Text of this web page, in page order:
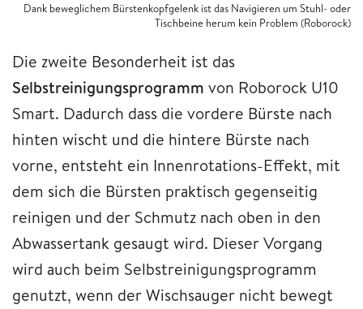
Dank beweglichem Bürstenkopfgelenk ist das Navigieren um Stuhl- oder
Tischbeine herum kein Problem (Roborock)
Die zweite Besonderheit ist das
Selbstreinigungsprogramm von Roborock U10
Smart. Dadurch dass die vordere Bürste nach
hinten wischt und die hintere Bürste nach
vorne, entsteht ein Innenrotations-Effekt, mit
dem sich die Bürsten praktisch gegenseitig
reinigen und der Schmutz nach oben in den
Abwassertank gesaugt wird. Dieser Vorgang
wird auch beim Selbstreinigungsprogramm
genutzt, wenn der Wischsauger nicht bewegt